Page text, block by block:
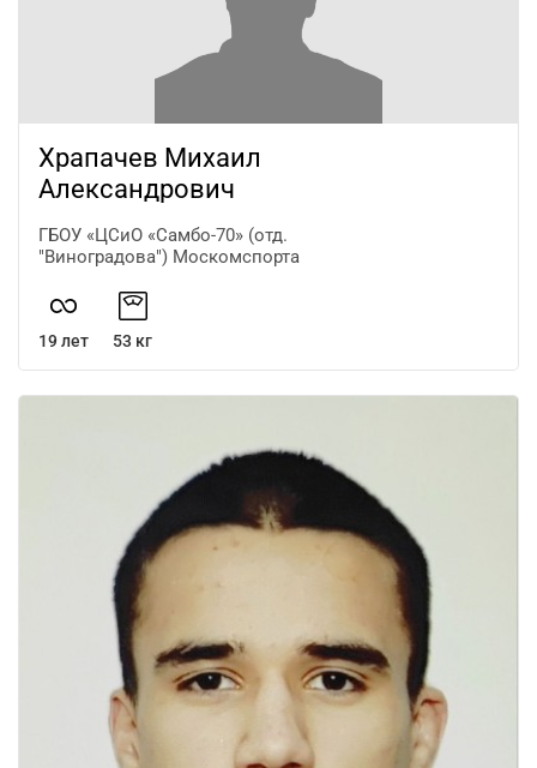
Храпачев Михаил
Александрович
ГБОУ «ЦСиО «Самбо-70» (отд.
"Виноградова") Москомспорта
19 лет 53 кг